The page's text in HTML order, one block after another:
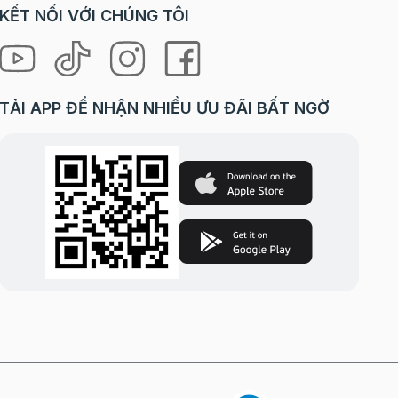
NỐI VỚI CHÚNG TÔI
APP ĐỂ NHẬN NHIỀU ƯU ĐÃI BẤT NGỜ